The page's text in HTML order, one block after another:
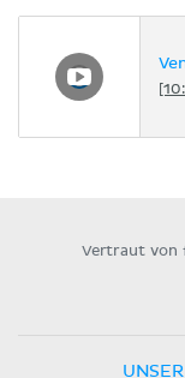
Vertraut von